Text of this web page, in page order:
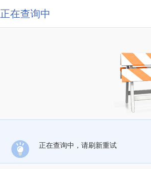
正在查询中
正在查询中，请刷新重试